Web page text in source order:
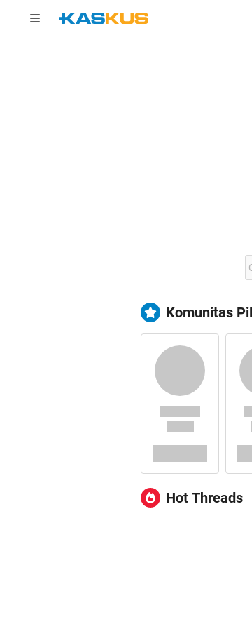
Komunitas
Hot Threads